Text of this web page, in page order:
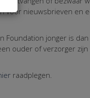
voor nieuwsbrieven en
jonger is dan
ouder of verzorger zijn
raadplegen.